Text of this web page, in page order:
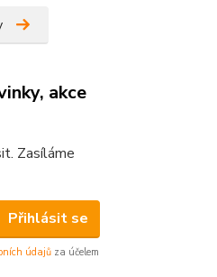
akce
Zasíláme
Přihlásit se
údajů za účelem